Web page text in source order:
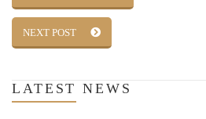
NEXT POST
LATEST NEWS